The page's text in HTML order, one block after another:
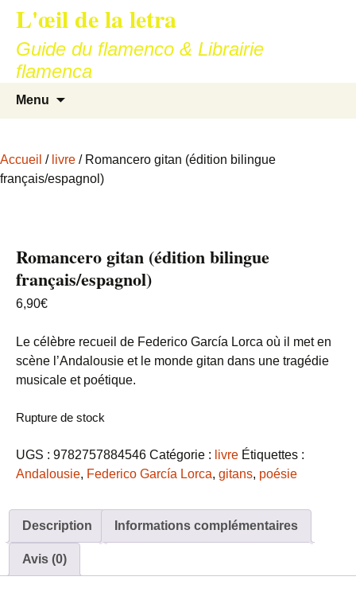
contenu
L'œil de la letra
Guide du flamenco & Librairie
flamenca
Menu
Accueil / livre / Romancero gitan (édition bilingue
français/espagnol)
Romancero gitan (édition bilingue
français/espagnol)
6,90€
Le célèbre recueil de Federico García Lorca où il met en
scène l’Andalousie et le monde gitan dans une tragédie
musicale et poétique.
Rupture de stock
UGS : 9782757884546 Catégorie : livre Étiquettes :
Andalousie, Federico García Lorca, gitans, poésie
Description Informations complémentaires
Avis (0)